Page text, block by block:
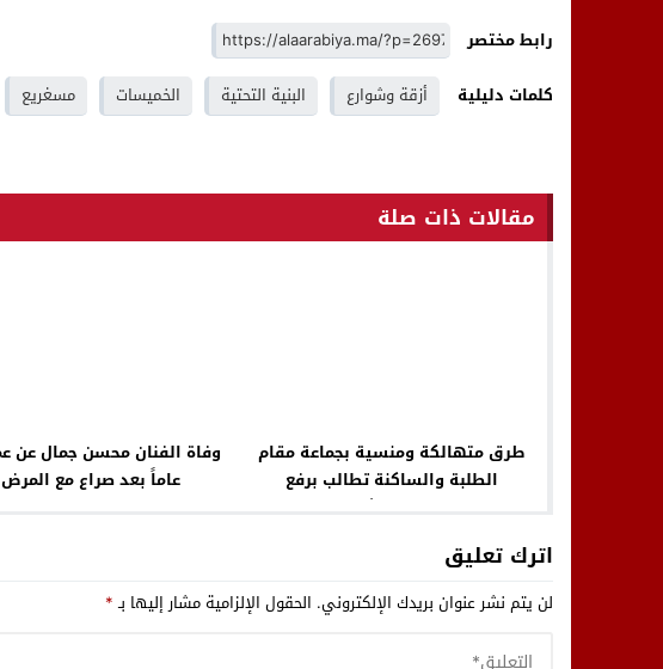
رابط مختصر
كلمات دليلية
أزقة وشوارع البنية التحتية الخميسات مسغريع
مقالات ذات صلة
طرق متهالكة ومنسية بجماعة مقام
الطلبة والساكنة تطالب برفع
التهميش!
عاماً بعد صراع مع المرض
اترك تعليق
لن يتم نشر عنوان بريدك الإلكتروني. الحقول الإلزامية مشار إليها بـ*